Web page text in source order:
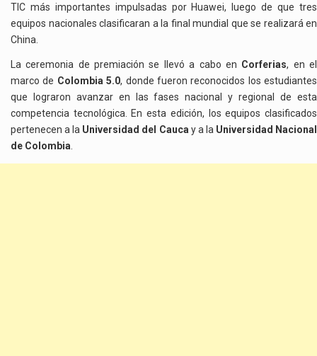
TIC más importantes impulsadas por Huawei, luego de que tres
equipos nacionales clasificaran a la final mundial que se realizará en
China.
La ceremonia de premiación se llevó a cabo en Corferias, en el
marco de Colombia 5.0, donde fueron reconocidos los estudiantes
que lograron avanzar en las fases nacional y regional de esta
competencia tecnológica. En esta edición, los equipos clasificados
pertenecen a la Universidad del Caucay a la Universidad Nacional
de Colombia.